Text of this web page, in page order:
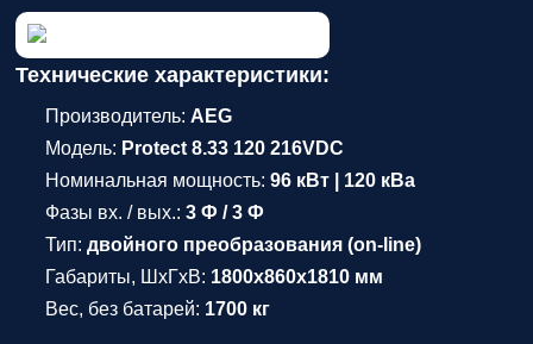
Технические характеристики:
Производитель: AEG
Модель: Protect 8.33 120 216VDC
Номинальная мощность: 96 кВт | 120 кВа
Фазы вх. / вых.: 3 Ф / 3 Ф
Тип: двойного преобразования (on-line)
Габариты, ШхГхВ: 1800х860х1810 мм
Вес, без батарей: 1700 кг